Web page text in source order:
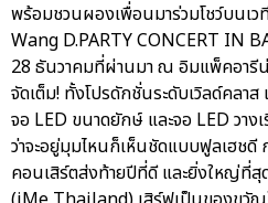
พร้อมชวนผองเพื่อนมาร่วมโชว์บนเ
Wang D.PARTY CONCERT IN
28 ธันวาคมที่ผ่านมา ณ อิมแพ็คอารี
จัดเต็ม! ทั้งโปรดักชั่นระดับเวิลด์คลา
จอ LED ขนาดยักษ์ และจอ LED วาง
ว่าจะอยู่มุมไหนก็เห็นชัดแบบฟูลเฮชดี
คอนเสิร์ตส่งท้ายปีที่ดี และยิ่งใหญ่ที่สุ